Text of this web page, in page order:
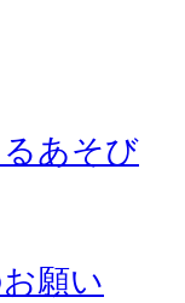
あそび
願い